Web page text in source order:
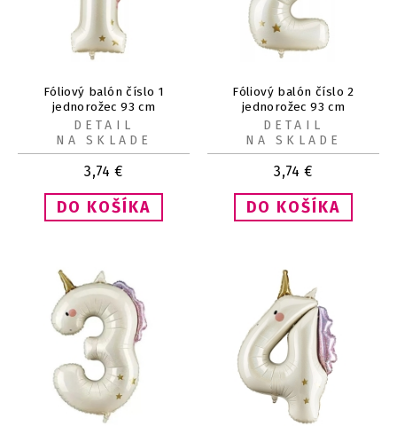
Fóliový balón číslo 1
jednorožec 93 cm
3,74 €
DETAIL
NA SKLADE
Fóliový balón číslo 2
jednorožec 93 cm
3,74 €
DETAIL
NA SKLADE